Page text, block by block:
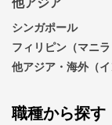
シンガポール
フィリピン（マニラ
他アジア・海外（
職種から探す